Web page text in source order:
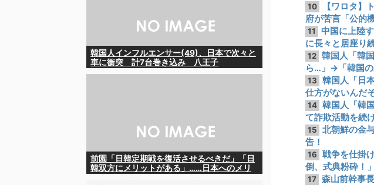
10
【ワロタ】
府が苦言「公的
11
中国に上陸
に長々と居座り
12 韓国人「韓
ら…」→「韓国
13
韓国人「日
仕方がないんだ
14 韓国人「韓
て詐欺活動を続
15
北朝鮮の金
告！
16
戦争を仕掛
倒、式典粉砕！
17 森山前幹事
韓国人インフルエンサー(49)、日本で次々と
車に衝突 計7台巻き込み 八王子
前園「日韓定期戦を復活させるべきだ」「日
韓双方にメリットがある」……日本へのメリ